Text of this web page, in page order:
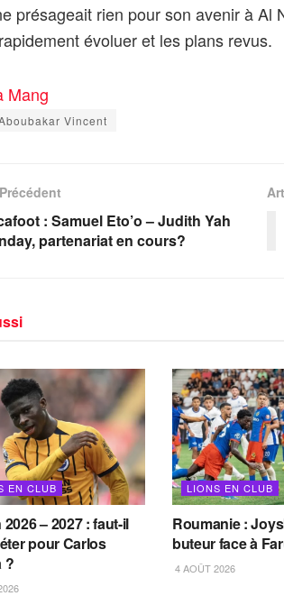
présageait rien pour son avenir à Al
évoluer et les plans revus.
Mang
Vincent
: Samuel Eto’o – Judith Yah
partenariat en cours?
EN CLUB
– 2027 : faut-il
pour Carlos
?
LIONS EN CLUB
Roumanie :
buteur face à
4 AOÛT 2026